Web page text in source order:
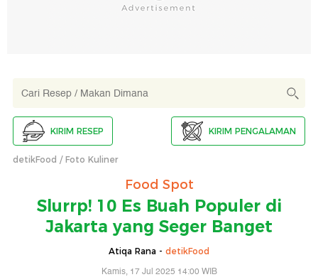
KIRIM RESEP KIRIM PENGALAMAN
detikFood Foto Kuliner
Food Spot
Slurrp! 10 Es Buah Populer di
Jakarta yang Seger Banget
Atiqa Rana - detikFood
Kamis, 17 Jul 2025 14:00 WIB